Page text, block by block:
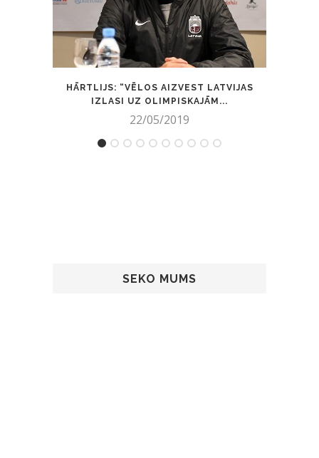
HĀRTLIJS: “VĒLOS AIZVEST LATVIJAS
IZLASI UZ OLIMPISKAJĀM...
22/05/2019
SEKO MUMS